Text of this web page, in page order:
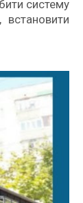
систему
встановити